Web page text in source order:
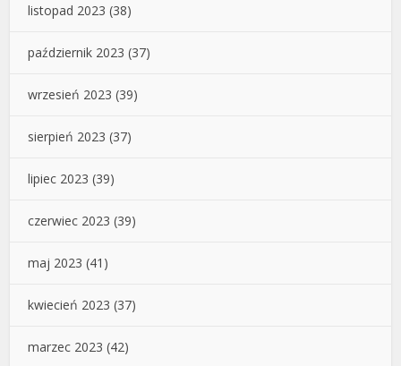
listopad 2023 (38)
październik 2023 (37)
wrzesień 2023 (39)
sierpień 2023 (37)
lipiec 2023 (39)
czerwiec 2023 (39)
maj 2023 (41)
kwiecień 2023 (37)
marzec 2023 (42)